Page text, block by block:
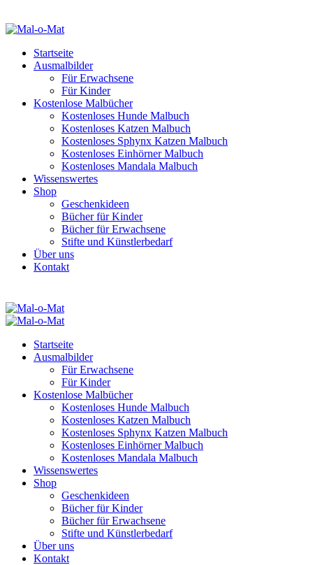
Startseite
Ausmalbilder
Für Erwachsene
Für Kinder
Kostenlose Malbücher
Kostenloses Hunde Malbuch
Kostenloses Katzen Malbuch
Kostenloses Sphynx Katzen Malbuch
Kostenloses Einhörner Malbuch
Kostenloses Mandala Malbuch
Wissenswertes
Shop
Geschenkideen
Bücher für Kinder
Bücher für Erwachsene
Stifte und Künstlerbedarf
Über uns
Kontakt
Startseite
Ausmalbilder
Für Erwachsene
Für Kinder
Kostenlose Malbücher
Kostenloses Hunde Malbuch
Kostenloses Katzen Malbuch
Kostenloses Sphynx Katzen Malbuch
Kostenloses Einhörner Malbuch
Kostenloses Mandala Malbuch
Wissenswertes
Shop
Geschenkideen
Bücher für Kinder
Bücher für Erwachsene
Stifte und Künstlerbedarf
Über uns
Kontakt